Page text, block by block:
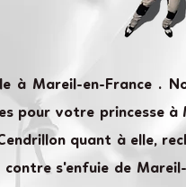
à Mareil-en-France .
pour votre princesse à
quant à elle,
s'enfuie de